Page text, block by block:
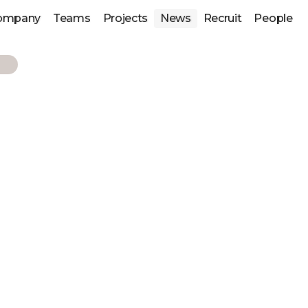
Teams Projects News Recruit People